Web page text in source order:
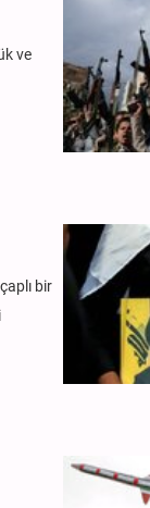
ve
bir